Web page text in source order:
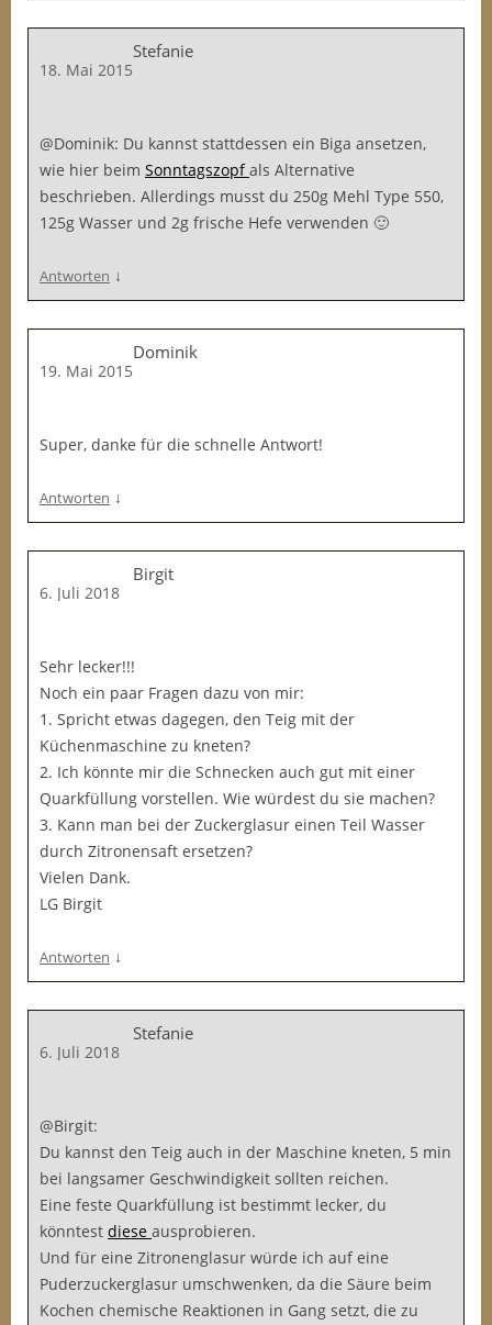
Stefanie
18. Mai 2015
@Dominik: Du kannst stattdessen ein Biga ansetzen,
wie hier beim Sonntagszopfals Alternative
beschrieben. Allerdings musst du 250g Mehl Type 550,
125g Wasser und 2g frische Hefe verwenden 🙂
Antworten ↓
Dominik
19. Mai 2015
Super, danke für die schnelle Antwort!
Antworten ↓
Birgit
6. Juli 2018
Sehr lecker!!!
Noch ein paar Fragen dazu von mir:
1. Spricht etwas dagegen, den Teig mit der
Küchenmaschine zu kneten?
2. Ich könnte mir die Schnecken auch gut mit einer
Quarkfüllung vorstellen. Wie würdest du sie machen?
3. Kann man bei der Zuckerglasur einen Teil Wasser
durch Zitronensaft ersetzen?
Vielen Dank.
LG Birgit
Antworten ↓
Stefanie
6. Juli 2018
@Birgit:
Du kannst den Teig auch in der Maschine kneten, 5 min
bei langsamer Geschwindigkeit sollten reichen.
Eine feste Quarkfüllung ist bestimmt lecker, du
könntest diese ausprobieren.
Und für eine Zitronenglasur würde ich auf eine
Puderzuckerglasur umschwenken, da die Säure beim
Kochen chemische Reaktionen in Gang setzt, die zu